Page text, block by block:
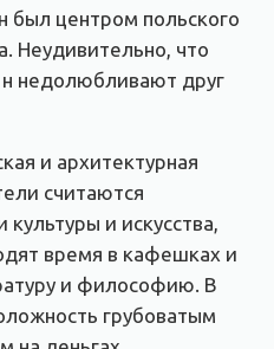
был центром польского
Неудивительно, что
недолюбливают друг
и архитектурная
считаются
и искусства,
время в кафешках и
и философию. В
грубоватым